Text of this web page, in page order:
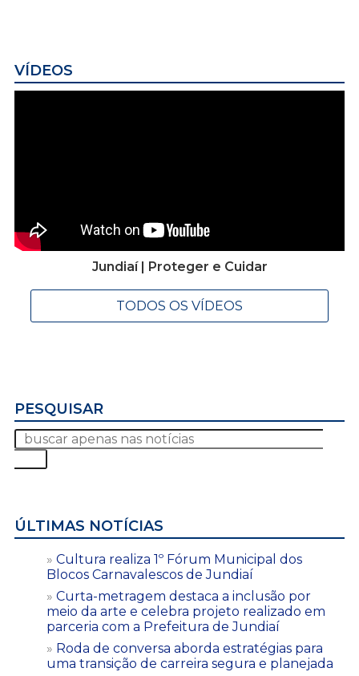
VÍDEOS
Jundiaí | Proteger e Cuidar
TODOS OS VÍDEOS
PESQUISAR
ÚLTIMAS NOTÍCIAS
Cultura realiza 1º Fórum Municipal dos
Blocos Carnavalescos de Jundiaí
Curta-metragem destaca a inclusão por
meio da arte e celebra projeto realizado em
parceria com a Prefeitura de Jundiaí
Roda de conversa aborda estratégias para
uma transição de carreira segura e planejada